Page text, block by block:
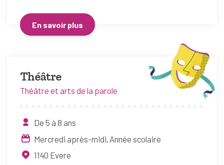
En savoir plus
Théâtre
Théâtre et arts de la parole
De 5 à 8 ans
Mercredi après-midi Année scolaire
1140 Evere